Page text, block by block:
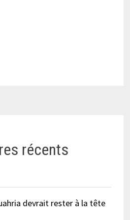
récents
devrait rester à la tête